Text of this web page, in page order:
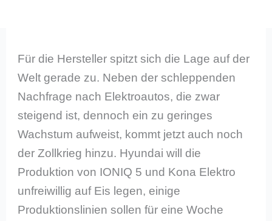
Für die Hersteller spitzt sich die Lage auf der
Welt gerade zu. Neben der schleppenden
Nachfrage nach Elektroautos, die zwar
steigend ist, dennoch ein zu geringes
Wachstum aufweist, kommt jetzt auch noch
der Zollkrieg hinzu. Hyundai will die
Produktion von IONIQ 5 und Kona Elektro
unfreiwillig auf Eis legen, einige
Produktionslinien sollen für eine Woche